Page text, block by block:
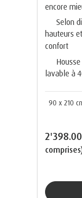
encore
Selon
hauteurs
confort
lavable à
90 x 210
2'398.00